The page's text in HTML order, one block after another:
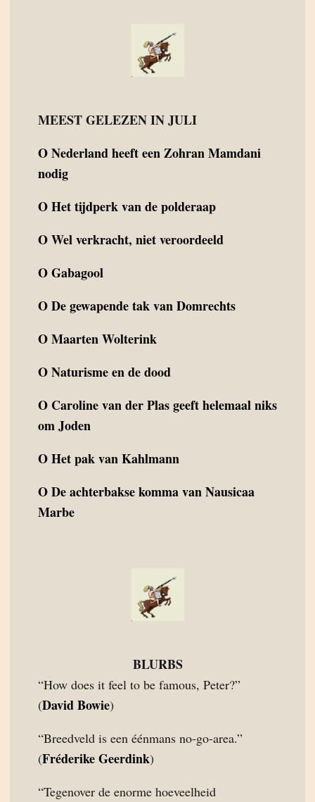
MEEST GELEZEN IN JULI
ONederland heeft een Zohran Mamdani
nodig
OHet tijdperk van de polderaap
OWel verkracht, niet veroordeeld
OGabagool
ODe gewapende tak van Domrechts
OMaarten Wolterink
ONaturisme en de dood
O Caroline van der Plas geeft helemaal niks
om Joden
OHet pak van Kahlmann
ODe achterbakse komma van Nausicaa
Marbe
BLURBS
“How does it feel to be famous, Peter?”
(David Bowie)
“Breedveld is een éénmans no-go-area.”
(Fréderike Geerdink)
“Tegenover de enorme hoeveelheid